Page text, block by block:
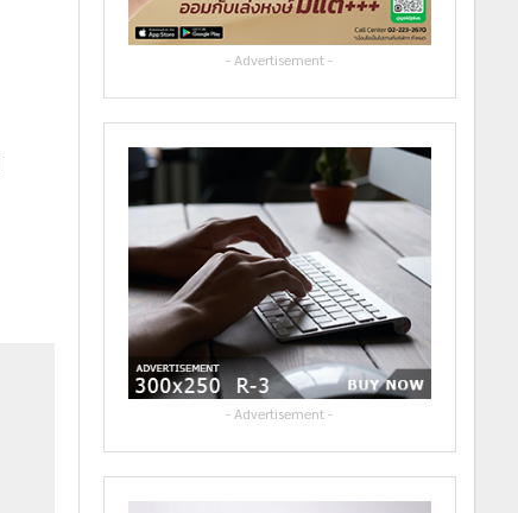
- Advertisement -
- Advertisement -